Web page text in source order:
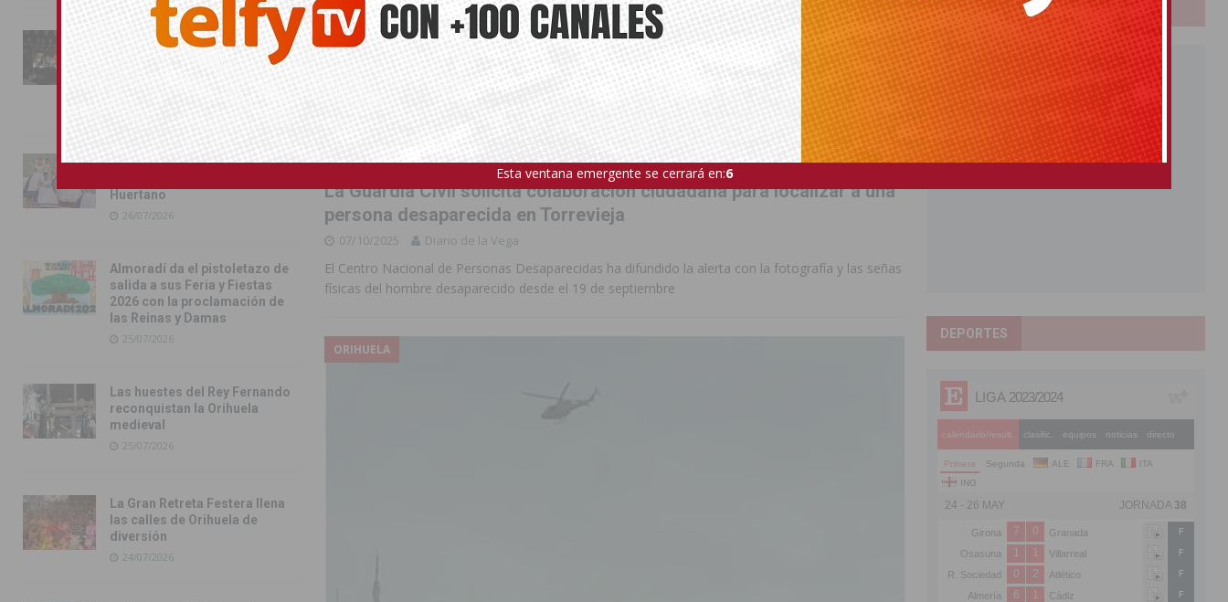
La Guardia Civil solicita colaboración ciudadana para localizar a una
persona desaparecida en Torrevieja
07/10/2025 Diario de la Vega
El Centro Nacional de Personas Desaparecidas ha difundido la alerta con la fotografía y las señas
físicas del hombre desaparecido desde el 19 de septiembre
ORIHUELA
Pilar de la Horadada
conmemora con emoción el
40º aniversario de su
independencia como municipio
31/07/2026
Almoradí presume de raíces
Huertano
26/07/2026
Almoradí da el pistoletazo de
salida a sus Feria y Fiestas
2026 con la proclamación de
las Reinas y Damas
25/07/2026
Las huestes del Rey Fernando
reconquistan la Orihuela
medieval
25/07/2026
La Gran Retreta Festera llena
las calles de Orihuela de
diversión
24/07/2026
PUBLICIDAD
DEPORTES
Esta ventana emergente se cerrará en:4